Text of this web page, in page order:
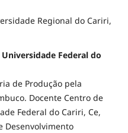
Regional do Cariri,
Federal do
de Produção pela
Docente Centro de
Federal do Cariri, Ce,
Desenvolvimento